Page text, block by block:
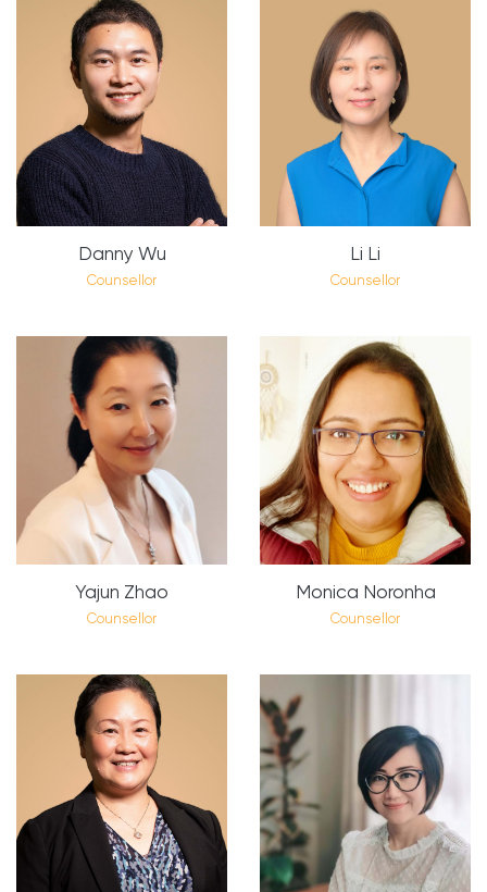
Danny Wu
Counsellor
Li Li
Counsellor
Yajun Zhao
Counsellor
Monica Noronha
Counsellor